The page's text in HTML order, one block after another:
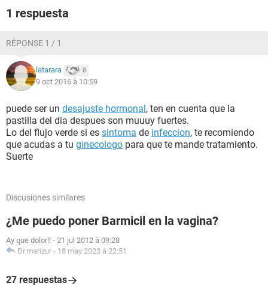
1 respuesta
RÉPONSE 1 / 1
latarara 8
9 oct 2016 à 10:59
puede ser un desajuste hormonal, ten en cuenta que la
pastilla del dia despues son muuuy fuertes.
Lo del flujo verde si es sintoma de infeccion, te recomiendo
que acudas a tu ginecologo para que te mande tratamiento.
Suerte
Discusiones similares
¿Me puedo poner Barmicil en la vagina?
Ay que dolor!! - 21 jul 2012 à 09:28
Dr.manzur - 18 may 2023 à 22:51
27 respuestas